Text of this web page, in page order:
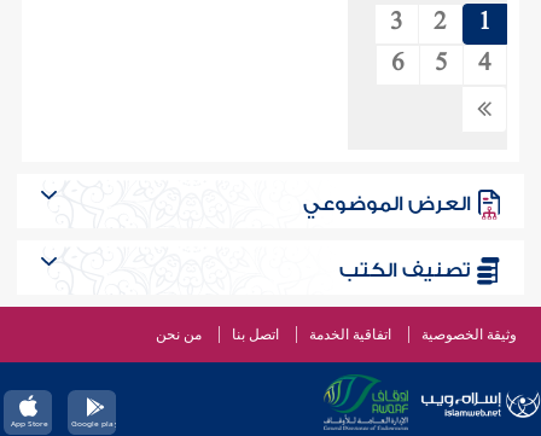
1
2
3
4
5
6
العرض الموضوعي
تصنيف الكتب
وثيقة الخصوصية اتفاقية الخدمة اتصل بنا من نحن